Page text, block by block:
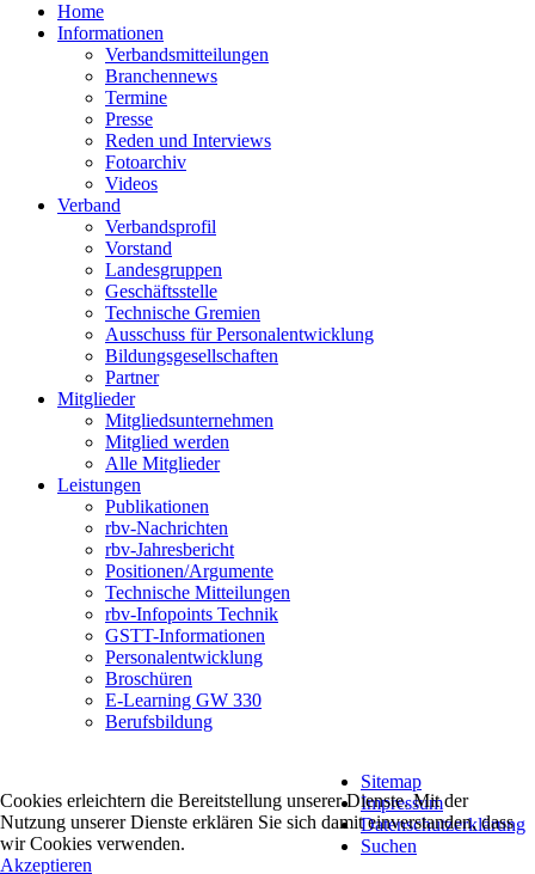
Home
Informationen
Verbandsmitteilungen
Branchennews
Termine
Presse
Reden und Interviews
Fotoarchiv
Videos
Verband
Verbandsprofil
Vorstand
Landesgruppen
Geschäftsstelle
Technische Gremien
Ausschuss für Personalentwicklung
Bildungsgesellschaften
Partner
Mitglieder
Mitgliedsunternehmen
Mitglied werden
Alle Mitglieder
Leistungen
Publikationen
rbv-Nachrichten
rbv-Jahresbericht
Positionen/Argumente
Technische Mitteilungen
rbv-Infopoints Technik
GSTT-Informationen
Personalentwicklung
Broschüren
E-Learning GW 330
Berufsbildung
Sitemap
Impressum
Datenschutzerklärung
Suchen
Cookies erleichtern die Bereitstellung unserer Dienste. Mit der
Nutzung unserer Dienste erklären Sie sich damit einverstanden, dass
wir Cookies verwenden.
Akzeptieren